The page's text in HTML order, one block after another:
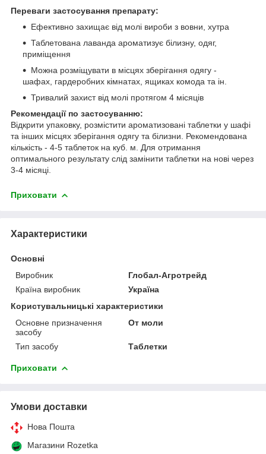
Переваги застосування препарату:
Ефективно захищає від молі вироби з вовни, хутра
Таблетована лаванда ароматизує білизну, одяг,
приміщення
Можна розміщувати в місцях зберігання одягу -
шафах, гардеробних кімнатах, ящиках комода та ін.
Тривалий захист від молі протягом 4 місяців
Рекомендації по застосуванню:
Відкрити упаковку, розмістити ароматизовані таблетки у шафі
та інших місцях зберігання одягу та білизни. Рекомендована
кількість - 4-5 таблеток на куб. м. Для отримання
оптимального результату слід замінити таблетки на нові через
3-4 місяці.
Приховати
Характеристики
Основні
Виробник
Глобал-Агротрейд
Країна виробник
Україна
Користувальницькі характеристики
Основне призначення
засобу
От моли
Тип засобу Таблетки
Приховати
Умови доставки
Нова Пошта
Магазини Rozetka